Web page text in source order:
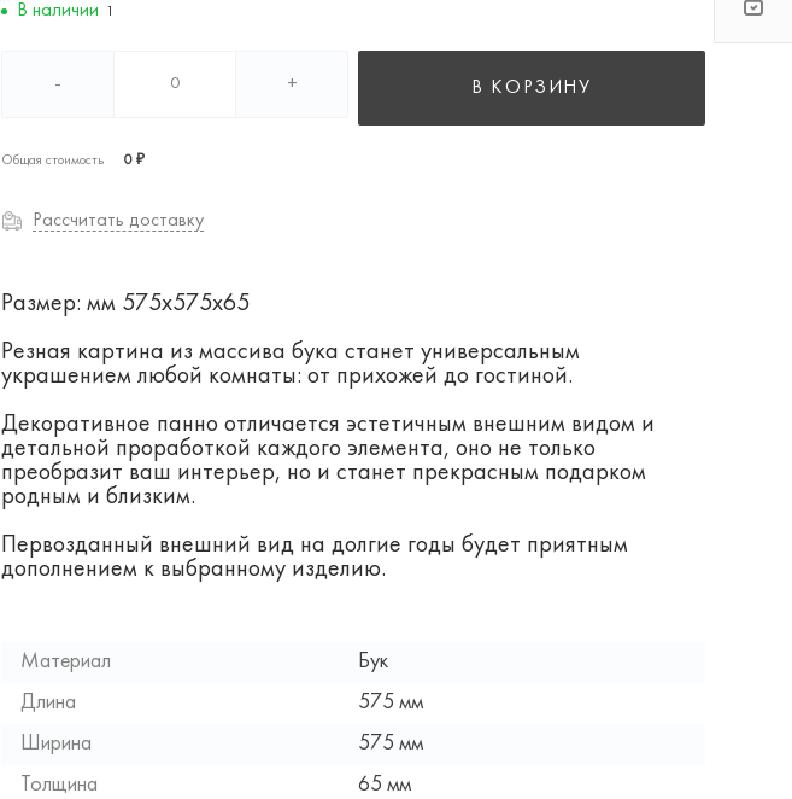
В наличии 1
- + В КОРЗИНУ
Общая стоимость 0 ₽
Рассчитать доставку
Размер: мм 575x575x65
Резная картина из массива бука станет универсальным
украшением любой комнаты: от прихожей до гостиной.
Декоративное панно отличается эстетичным внешним видом и
детальной проработкой каждого элемента, оно не только
преобразит ваш интерьер, но и станет прекрасным подарком
родным и близким.
Первозданный внешний вид на долгие годы будет приятным
дополнением к выбранному изделию.
Материал
Бук
Длина
575 мм
Ширина
575 мм
Толщина
65 мм